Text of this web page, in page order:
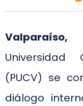
Valparaíso,
(PUCV) se
diálogo